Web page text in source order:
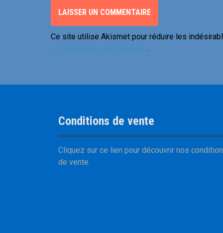
Ce site utilise Akismet pour réduire les
.
Conditions de vente
Cliquez sur ce lien pour découvrir nos
de vente.